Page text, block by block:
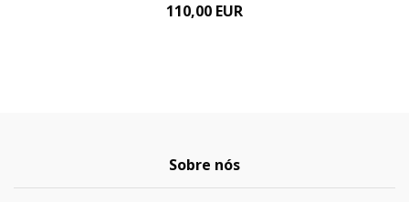
110,00 EUR
Sobre nós